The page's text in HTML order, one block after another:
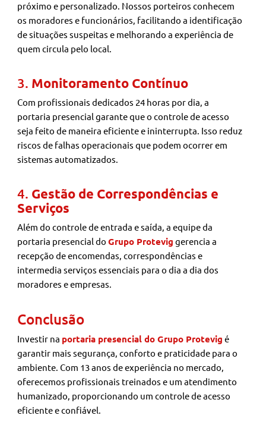
próximo e personalizado. Nossos porteiros conhecem
os moradores e funcionários, facilitando a identificação
de situações suspeitas e melhorando a experiência de
quem circula pelo local.
3. Monitoramento Contínuo
Com profissionais dedicados 24 horas por dia, a
portaria presencial garante que o controle de acesso
seja feito de maneira eficiente e ininterrupta. Isso reduz
riscos de falhas operacionais que podem ocorrer em
sistemas automatizados.
4. Gestão de Correspondências e
Serviços
Além do controle de entrada e saída, a equipe da
portaria presencial doGrupo Protevig gerencia a
recepção de encomendas, correspondências e
intermedia serviços essenciais para o dia a dia dos
moradores e empresas.
Conclusão
Investir na portaria presencial do Grupo Protevig é
garantir mais segurança, conforto e praticidade para o
ambiente. Com 13 anos de experiência no mercado,
oferecemos profissionais treinados e um atendimento
humanizado, proporcionando um controle de acesso
eficiente e confiável.